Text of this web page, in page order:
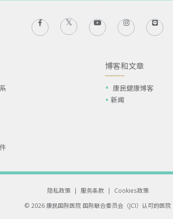
博客和文章
康民健康博客
新闻
隐私政策 | 服务条款 |
Cookies政策
© 2026 康民国际医院 国际联合委员会（JCI）认可的医院